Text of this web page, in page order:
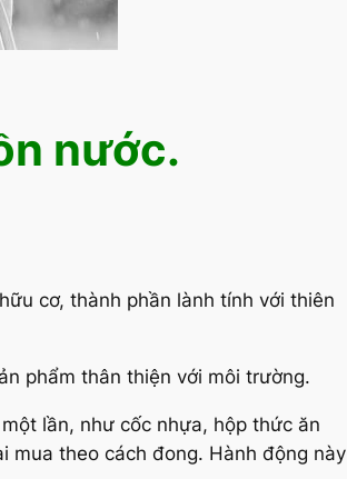
nước.
cơ, thành phần lành tính với thiên
phẩm thân thiện với môi trường.
lần, như cốc nhựa, hộp thức ăn
mua theo cách đong. Hành động này